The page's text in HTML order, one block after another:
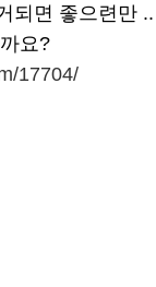
되면 좋으련만
요?
17704/